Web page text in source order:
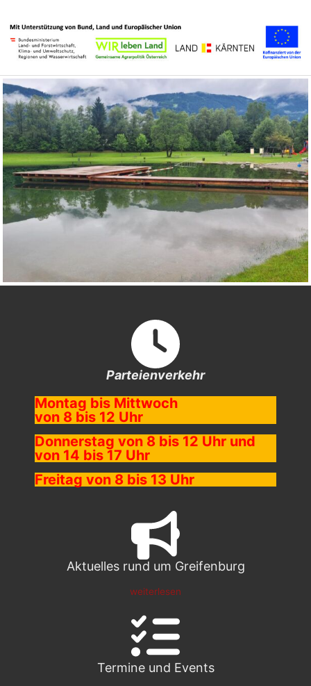
Parteienverkehr
Montag bis Mittwoch
von 8 bis 12 Uhr
Donnerstag von 8 bis 12 Uhr und
von 14 bis 17 Uhr
Freitag von 8 bis 13 Uhr
Aktuelles rund um Greifenburg
weiterlesen
Termine und Events